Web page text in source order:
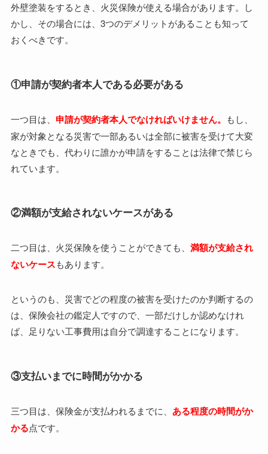
外壁塗装をするとき、火災保険が使える場合があります。し
かし、その場合には、3つのデメリットがあることも知って
おくべきです。
①申請が契約者本人である必要がある
一つ目は、 申請が契約者本人でなければいけません。 もし、
家が対象となる災害で一部あるいは全部に被害を受けて大変
なときでも、代わりに誰かが申請をすることは法律で禁じら
れています。
②満額が支給されないケースがある
二つ目は、火災保険を使うことができても、 満額が支給され
ないケースもあります。
というのも、災害でどの程度の被害を受けたのか判断するの
は、保険会社の鑑定人ですので、一部だけしか認めなけれ
ば、足りない工事費用は自分で調達することになります。
③支払いまでに時間がかかる
三つ目は、保険金が支払われるまでに、 ある程度の時間がか
かる点です。